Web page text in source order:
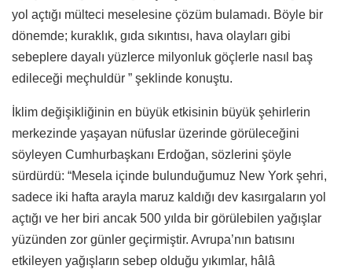
yol açtığı mülteci meselesine çözüm bulamadı. Böyle bir
dönemde; kuraklık, gıda sıkıntısı, hava olayları gibi
sebeplere dayalı yüzlerce milyonluk göçlerle nasıl baş
edileceği meçhuldür ” şeklinde konuştu.
İklim değişikliğinin en büyük etkisinin büyük şehirlerin
merkezinde yaşayan nüfuslar üzerinde görüleceğini
söyleyen Cumhurbaşkanı Erdoğan, sözlerini şöyle
sürdürdü: “Mesela içinde bulunduğumuz New York şehri,
sadece iki hafta arayla maruz kaldığı dev kasırgaların yol
açtığı ve her biri ancak 500 yılda bir görülebilen yağışlar
yüzünden zor günler geçirmiştir. Avrupa’nın batısını
etkileyen yağışların sebep olduğu yıkımlar, hâlâ